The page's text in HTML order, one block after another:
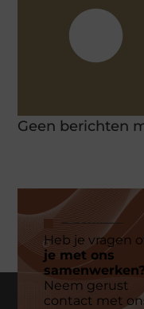
Geen berichten
Heb je vragen
je met ons
Neem gerust
contact met